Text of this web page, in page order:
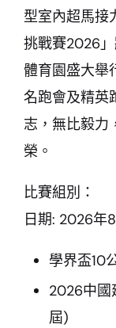
型室內超馬接
挑戰賽2026
體育園盛大舉
名跑會及精英
志，無比毅力
榮。
比賽組別：
日期: 2026年
學界盃10
2026中國
屆)